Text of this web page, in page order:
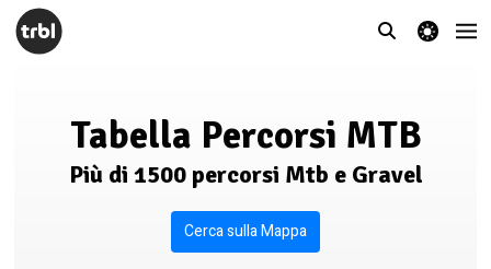
theme switcher
Tabella Percorsi MTB
Più di 1500 percorsi Mtb e Gravel
Cerca sulla Mappa